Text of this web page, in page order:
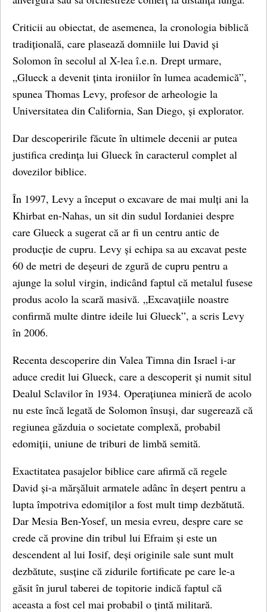
Criticii au obiectat, de asemenea, la cronologia biblică
tradițională, care plasează domniile lui David și
Solomon în secolul al X-lea î.e.n. Drept urmare,
„Glueck a devenit ținta ironiilor în lumea academică”,
spunea Thomas Levy, profesor de arheologie la
Universitatea din California, San Diego, și explorator.
Dar descoperirile făcute în ultimele decenii ar putea
justifica credința lui Glueck în caracterul complet al
dovezilor biblice.
În 1997, Levy a început o excavare de mai mulți ani la
Khirbat en-Nahas, un sit din sudul Iordaniei despre
care Glueck a sugerat că ar fi un centru antic de
producție de cupru. Levy și echipa sa au excavat peste
60 de metri de deșeuri de zgură de cupru pentru a
ajunge la solul virgin, indicând faptul că metalul fusese
produs acolo la scară masivă. „Excavațiile noastre
confirmă multe dintre ideile lui Glueck”, a scris Levy
în 2006.
Recenta descoperire din Valea Timna din Israel i-ar
aduce credit lui Glueck, care a descoperit și numit situl
Dealul Sclavilor în 1934. Operațiunea minieră de acolo
nu este încă legată de Solomon însuși, dar sugerează că
regiunea găzduia o societate complexă, probabil
edomiții, uniune de triburi de limbă semită.
Exactitatea pasajelor biblice care afirmă că regele
David și-a mărșăluit armatele adânc în deșert pentru a
lupta împotriva edomiților a fost mult timp dezbătută.
Dar Mesia Ben-Yosef, un mesia evreu, despre care se
crede că provine din tribul lui Efraim și este un
descendent al lui Iosif, deși originile sale sunt mult
dezbătute, susține că zidurile fortificate pe care le-a
găsit în jurul taberei de topitorie indică faptul că
aceasta a fost cel mai probabil o țintă militară.